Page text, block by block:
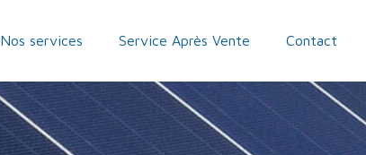
Nos services Service Après Vente Contact